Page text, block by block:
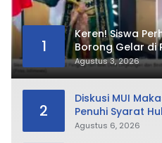
1
Keren! Siswa
Borong Gelar di
Sabet Best
Fotogenik
Agustus 3, 2026
2
Diskusi MUI
Penuhi Syarat
Agustus 6, 2026